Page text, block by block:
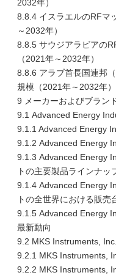
2032年）
8.8.4 イスラエルのRFマ
～2032年）
8.8.5 サウジアラビアの
（2021年～2032年）
8.8.6 アラブ首長国連邦
規模（2021年～2032年）
9 メーカーおよびブラン
9.1 Advanced Energy
9.1.1 Advanced Energy
9.1.2 Advanced Energy
9.1.3 Advanced Energy
トの主要製品ラインナッ
9.1.4 Advanced Energy
トの全世界における販売
9.1.5 Advanced Energy
最新動向
9.2 MKS Instruments, Inc.
9.2.1 MKS Instruments,
9.2.2 MKS Instruments,